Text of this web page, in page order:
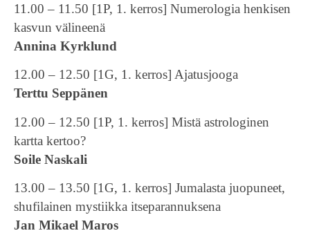
11.00 – 11.50 [1P, 1. kerros] Numerologia henkisen
kasvun välineenä
Annina Kyrklund
12.00 – 12.50 [1G, 1. kerros] Ajatusjooga
Terttu Seppänen
12.00 – 12.50 [1P, 1. kerros] Mistä astrologinen
kartta kertoo?
Soile Naskali
13.00 – 13.50 [1G, 1. kerros] Jumalasta juopuneet,
shufilainen mystiikka itseparannuksena
Jan Mikael Maros